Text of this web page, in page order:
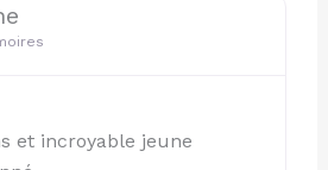
et incroyable jeune